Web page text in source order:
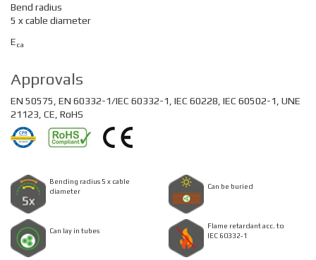
Bend radius
5 x cable diameter
Eca
Approvals
EN 50575, EN 60332-1/IEC 60332-1, IEC 60228, IEC 60502-1, UNE
21123, CE, RoHS
Bending radius 5 x cable
diameter
Can be buried
Can lay in tubes
Flame retardant acc. to
IEC 60332-1